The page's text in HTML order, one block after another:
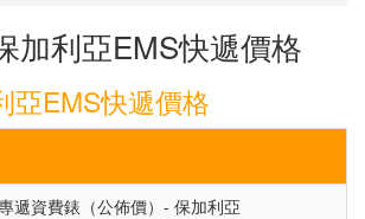
加利亞EMS快遞價格
亞EMS快遞價格
遞資費錶（公佈價）- 保加利亞